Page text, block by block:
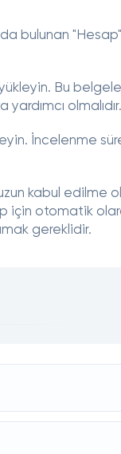
bulunan
Bu
olmalıdır.
İncelenme
kabul edilme
için otomatik
gereklidir.